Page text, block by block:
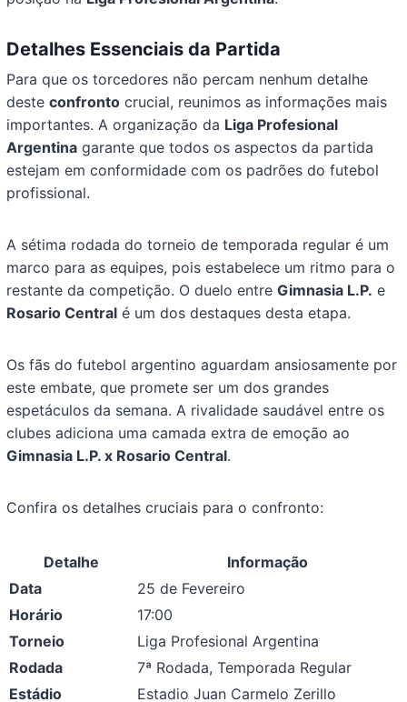
Detalhes Essenciais da Partida
Para que os torcedores não percam nenhum detalhe
desteconfronto crucial, reunimos as informações mais
importantes. A organização da Liga Profesional
Argentina garante que todos os aspectos da partida
estejam em conformidade com os padrões do futebol
profissional.
A sétima rodada do torneio de temporada regular é um
marco para as equipes, pois estabelece um ritmo para o
restante da competição. O duelo entreGimnasia L.P. e
Rosario Central é um dos destaques desta etapa.
Os fãs do futebol argentino aguardam ansiosamente por
este embate, que promete ser um dos grandes
espetáculos da semana. A rivalidade saudável entre os
clubes adiciona uma camada extra de emoção ao
Gimnasia L.P. x Rosario Central.
Confira os detalhes cruciais para o confronto:
Detalhe
Informação
Data
25 de Fevereiro
Horário
17:00
Torneio
Liga Profesional Argentina
Rodada
7ª Rodada, Temporada Regular
Estádio
Estadio Juan Carmelo Zerillo